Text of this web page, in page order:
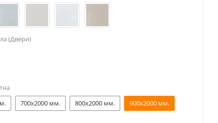
(Двери)
700x2000 мм. 800x2000 мм. 900x2000 мм.